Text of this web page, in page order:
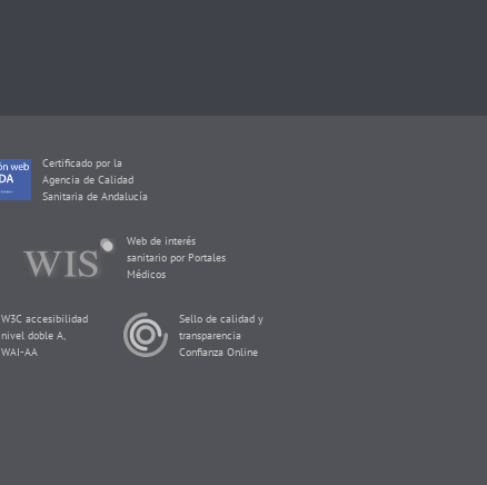
Certificado por la
Agencia de Calidad
Sanitaria de Andalucía
Web de interés
sanitario por Portales
Médicos
W3C accesibilidad
nivel doble A,
WAI-AA
Sello de calidad y
transparencia
Confianza Online